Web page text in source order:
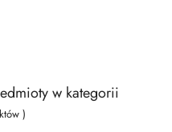
w kategorii
)